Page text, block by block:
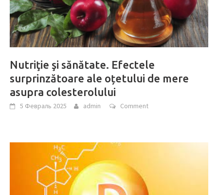
Nutriţie şi sănătate. Efectele
surprinzătoare ale oțetului de mere
asupra colesterolului
5 Февраль 2025 admin Comment